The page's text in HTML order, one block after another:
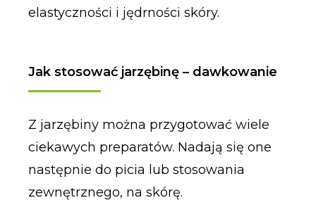
elastyczności i jędrności skóry.
Jak stosować jarzębinę – dawkowanie
Z jarzębiny można przygotować wiele
ciekawych preparatów. Nadają się one
następnie do picia lub stosowania
zewnętrznego, na skórę.